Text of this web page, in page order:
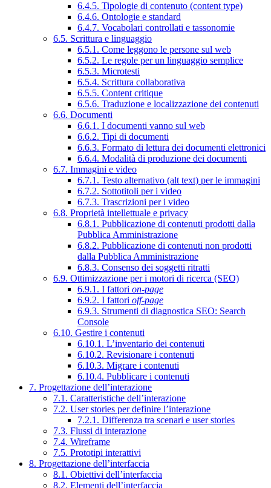
6.4.5. Tipologie di contenuto (content type)
6.4.6. Ontologie e standard
6.4.7. Vocabolari controllati e tassonomie
6.5. Scrittura e linguaggio
6.5.1. Come leggono le persone sul web
6.5.2. Le regole per un linguaggio semplice
6.5.3. Microtesti
6.5.4. Scrittura collaborativa
6.5.5. Content critique
6.5.6. Traduzione e localizzazione dei contenuti
6.6. Documenti
6.6.1. I documenti vanno sul web
6.6.2. Tipi di documenti
6.6.3. Formato di lettura dei documenti elettronici
6.6.4. Modalità di produzione dei documenti
6.7. Immagini e video
6.7.1. Testo alternativo (alt text) per le immagini
6.7.2. Sottotitoli per i video
6.7.3. Trascrizioni per i video
6.8. Proprietà intellettuale e privacy
6.8.1. Pubblicazione di contenuti prodotti dalla
Pubblica Amministrazione
6.8.2. Pubblicazione di contenuti non prodotti
dalla Pubblica Amministrazione
6.8.3. Consenso dei soggetti ritratti
6.9. Ottimizzazione per i motori di ricerca (SEO)
6.9.1. I fattori on-page
6.9.2. I fattori off-page
6.9.3. Strumenti di diagnostica SEO: Search
Console
6.10. Gestire i contenuti
6.10.1. L’inventario dei contenuti
6.10.2. Revisionare i contenuti
6.10.3. Migrare i contenuti
6.10.4. Pubblicare i contenuti
7. Progettazione dell’interazione
7.1. Caratteristiche dell’interazione
7.2. User stories per definire l’interazione
7.2.1. Differenza tra scenari e user stories
7.3. Flussi di interazione
7.4. Wireframe
7.5. Prototipi interattivi
8. Progettazione dell’interfaccia
8.1. Obiettivi dell’interfaccia
8.2. Elementi dell’interfaccia